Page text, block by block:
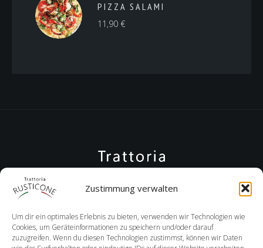
Zustimmung verwalten
Um dir ein optimales Erlebnis zu bieten, verwenden wir Technologien wie
Cookies, um Geräteinformationen zu speichern und/oder darauf
zuzugreifen. Wenn du diesen Technologien zustimmst, können wir Daten
PIZZA SALAMI
11,90 €